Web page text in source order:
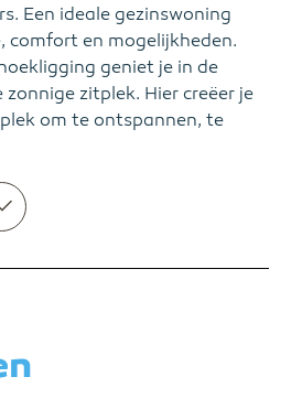
Een ideale gezinswoning
comfort en mogelijkheden.
geniet je in de
zitplek. Hier creëer je
om te ontspannen, te